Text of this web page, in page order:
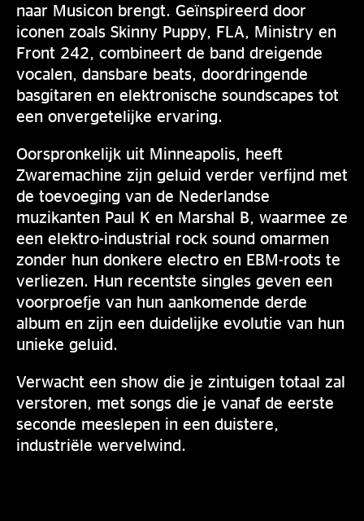
naar Musicon brengt. Geïnspireerd door
iconen zoals Skinny Puppy, FLA, Ministry en
Front 242, combineert de band dreigende
vocalen, dansbare beats, doordringende
basgitaren en elektronische soundscapes tot
een onvergetelijke ervaring.
Oorspronkelijk uit Minneapolis, heeft
Zwaremachine zijn geluid verder verfijnd met
de toevoeging van de Nederlandse
muzikanten Paul K en Marshal B, waarmee ze
een elektro-industrial rock sound omarmen
zonder hun donkere electro en EBM-roots te
verliezen. Hun recentste singles geven een
voorproefje van hun aankomende derde
album en zijn een duidelijke evolutie van hun
unieke geluid.
Verwacht een show die je zintuigen totaal zal
verstoren, met songs die je vanaf de eerste
seconde meeslepen in een duistere,
industriële wervelwind.